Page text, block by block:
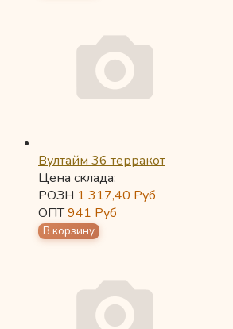
Вултайм 36 терракот
Цена склада:
РОЗН 1 317,40 Руб
ОПТ941 Руб